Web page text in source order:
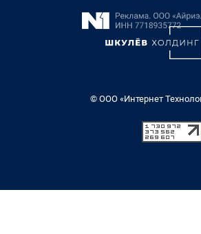
© ООО «Интернет